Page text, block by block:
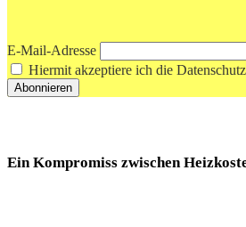
E-Mail-Adresse
Hiermit akzeptiere ich die
Ein Kompromiss zwischen